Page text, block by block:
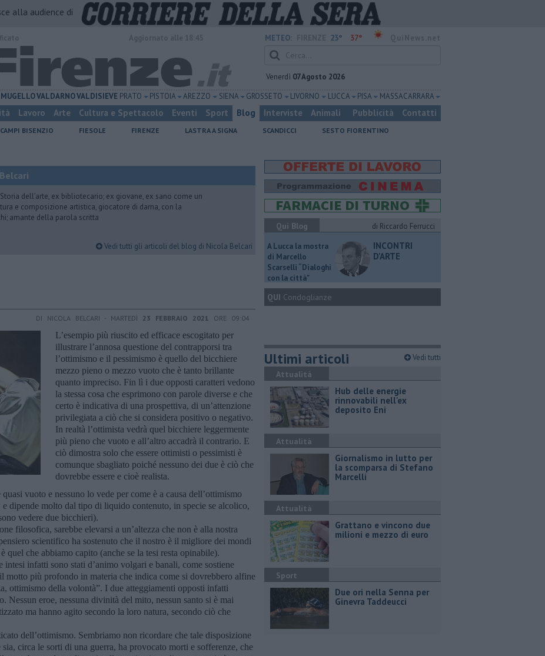
alla audience di
METEO: 23° 37°
Venerdì 07 Agosto 2026
MUGELLOVALDARNOVALDISIEVE PRATO PISTOIA AREZZO SIENA GROSSETO LIVORNO LUCCA PISA MASSA CARRARA
Lavoro Arte Cultura e Spettacolo Eventi Sport Blog Interviste Animali Pubblicità Contatti
CAMPI BISENZIO FIESOLE FIRENZE LASTRA A SIGNA SCANDICCI
SESTO FIORENTINO
dell’arte, ex bibliotecario; ex giovane, ex sano come un
e composizione artistica, giocatore di dama, con la
amante della parola scritta
Vedi tutti gli articoli del blog di Nicola Belcari
DI NICOLA BELCARI - MARTEDÌ 23 FEBBRAIO 2021 ORE 09:04
L’esempio più riuscito ed efficace escogitato per
illustrare l’annosa questione del contrapporsi tra
l’ottimismo e il pessimismo è quello del bicchiere
mezzo pieno o mezzo vuoto che è tanto brillante
quanto impreciso. Fin lì i due opposti caratteri vedono
la stessa cosa che esprimono con parole diverse e che
certo è indicativa di una prospettiva, di un’attenzione
privilegiata a ciò che si considera positivo o negativo.
In realtà l’ottimista vedrà quel bicchiere leggermente
più pieno che vuoto e all’altro accadrà il contrario. E
ciò dimostra solo che essere ottimisti o pessimisti è
comunque sbagliato poiché nessuno dei due è ciò che
dovrebbe essere e cioè realista.
vuoto e nessuno lo vede per come è a causa dell’ottimismo
dipende molto dal tipo di liquido contenuto, in specie se alcolico,
vedere due bicchieri).
filosofica, sarebbe elevarsi a un’altezza che non è alla nostra
scientifico ha sostenuto che il nostro è il migliore dei mondi
quel che abbiamo capito (anche se la tesi resta opinabile).
intesi infatti sono stati d’animo volgari e banali, come sostiene
motto più profondo in materia che indica come si dovrebbero alfine
ottimismo della volontà”. I due atteggiamenti opposti infatti
Nessun eroe, nessuna divinità del mito, nessun santo si è mai
ma hanno agito secondo la loro natura, secondo ciò che
dell’ottimismo. Sembriamo non ricordare che tale disposizione
circa le sorti di una guerra, ha provocato morti e sofferenze, che
Qui Blog
di Riccardo Ferrucci
A Lucca la mostra
di Marcello
Scarselli “Dialoghi
con la città"
INCONTRI
D'ARTE
QUI Condoglianze
Ultimi articoli Vedi tutti
Attualità
Hub delle energie
rinnovabili nell'ex
deposito Eni
Attualità
Giornalismo in lutto per
la scomparsa di Stefano
Marcelli
Attualità
Grattano e vincono due
milioni e mezzo di euro
Sport
Due ori nella Senna per
Ginevra Taddeucci